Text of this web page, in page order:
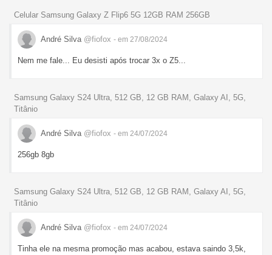
Celular Samsung Galaxy Z Flip6 5G 12GB RAM 256GB
André Silva @fiofox - em 27/08/2024
Nem me fale... Eu desisti após trocar 3x o Z5...
Samsung Galaxy S24 Ultra, 512 GB, 12 GB RAM, Galaxy AI, 5G,
Titânio
André Silva @fiofox - em 24/07/2024
256gb 8gb
Samsung Galaxy S24 Ultra, 512 GB, 12 GB RAM, Galaxy AI, 5G,
Titânio
André Silva @fiofox - em 24/07/2024
Tinha ele na mesma promoção mas acabou, estava saindo 3,5k,